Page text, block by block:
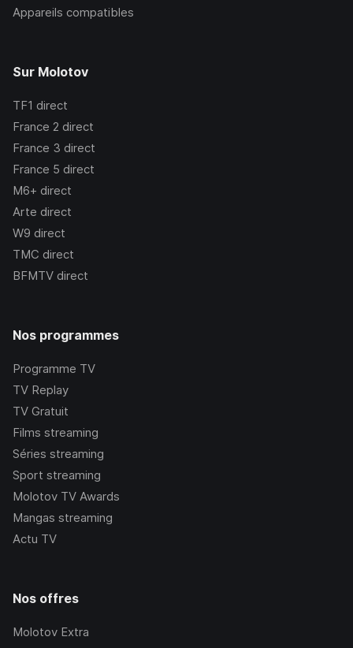
Appareils compatibles
Sur Molotov
TF1 direct
France 2 direct
France 3 direct
France 5 direct
M6+ direct
Arte direct
W9 direct
TMC direct
BFMTV direct
Nos programmes
Programme TV
TV Replay
TV Gratuit
Films streaming
Séries streaming
Sport streaming
Molotov TV Awards
Mangas streaming
Actu TV
Nos offres
Molotov Extra